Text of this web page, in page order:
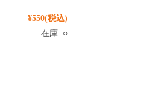
¥550(税込)
在庫 ○